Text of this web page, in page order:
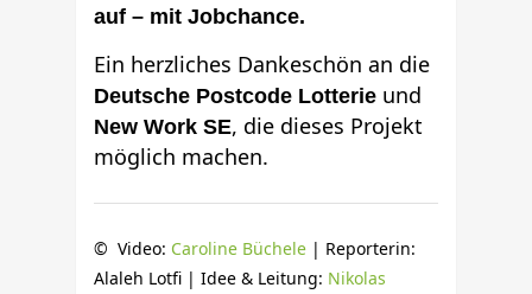
auf – mit Jobchance.
Ein herzliches Dankeschön an die
Deutsche Postcode Lotterie und
New Work SE, die dieses Projekt
möglich machen.
© Video: Caroline Büchele | Reporterin:
Alaleh Lotfi | Idee & Leitung: Nikolas